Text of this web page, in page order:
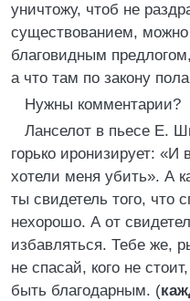
уничтожу, чтоб не
существованием,
благовидным
а что там по закону
Нужны комментарии?
Ланселот в пьесе Е.
горько иронизирует: «И
хотели меня убить». А
ты свидетель того, что
нехорошо. А от
избавляться. Тебе же,
не спасай, кого не
быть благодарным. (